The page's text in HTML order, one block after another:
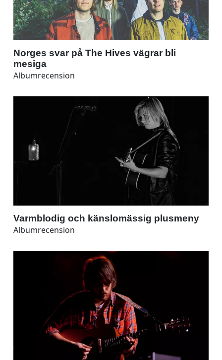
Norges svar på The Hives vägrar bli
mesiga
Albumrecension
Varmblodig och känslomässig plusmeny
Albumrecension